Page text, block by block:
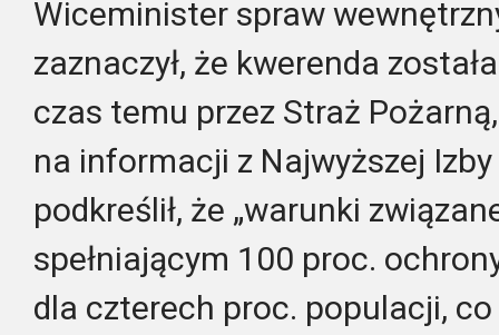
Wiceminister spraw
zaznaczył, że kwerenda
czas temu przez Straż
na informacji z Najwyższej
podkreślił, że „warunki
spełniającym 100 proc.
dla czterech proc. populacji,